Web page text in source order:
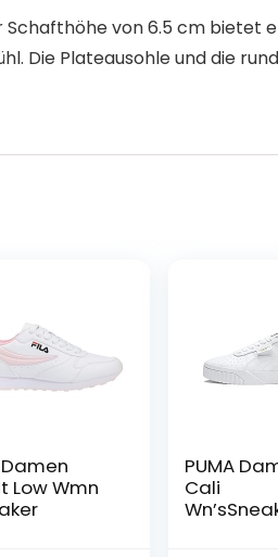
Schafthöhe von 6.5 cm bietet
Die Plateausohle und die
Damen
Low Wmn
PUMA
Cali